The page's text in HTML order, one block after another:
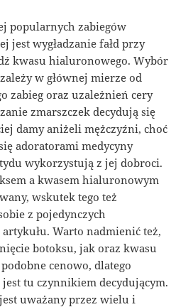
popularnych zabiegów
jest wygładzanie fałd przy
kwasu hialuronowego. Wybór
w głównej mierze od
zabieg oraz uzależnień cery
zmarszczek decydują się
damy aniżeli mężczyźni, choć
adoratorami medycyny
wykorzystują z jej dobroci.
a kwasem hialuronowym
wskutek tego też
z pojedynczych
artykułu. Warto nadmienić też,
botoksu, jak oraz kwasu
cenowo, dlatego
tu czynnikiem decydującym.
uważany przez wielu i